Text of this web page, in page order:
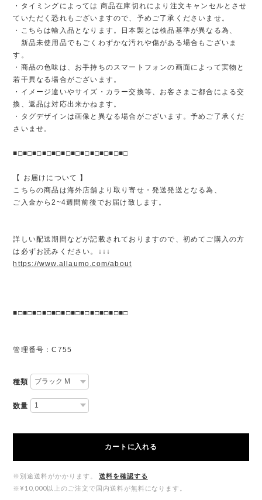
・タイミングによっては 商品在庫切れにより注文キャンセルとさせ
ていただく恐れもございますので、予めご了承くださいませ。
・こちらは輸入品となります。日本製とは検品基準が異なる為、
新品未使用品でもごくわずかな汚れや傷がある場合もございま
す。
・商品の色味は、お手持ちのスマートフォンの画面によって実物と
若干異なる場合がございます。
・イメージ違いやサイズ・カラー交換等、お客さまご都合による交
換、返品は対応出来かねます。
・タグデザインは画像と異なる場合がございます。予めご了承くだ
さいませ。
■□■□■□■□■□■□■□■□■□■□■□■□
【 お届けについて 】
こちらの商品は海外店舗より取り寄せ・発送発送となる為、
ご入金から2~4週間前後でお届け致します。
詳しい配送期間などが記載されておりますので、初めてご購入の方
は必ずお読みください。↓↓↓
https://www.allaumo.com/about
■□■□■□■□■□■□■□■□■□■□■□■□
管理番号：C755
種類
数量
カートに入れる
※別途送料がかかります。
送料を確認する
※¥10,000以上のご注文で国内送料が無料になります。